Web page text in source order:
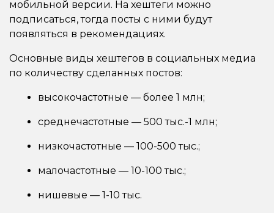
мобильной версии. На хештеги можно
подписаться, тогда посты с ними будут
появляться в рекомендациях.
Основные виды хештегов в социальных медиа
по количеству сделанных постов:
высокочастотные — более 1 млн;
среднечастотные — 500 тыс.-1 млн;
низкочастотные — 100-500 тыс.;
малочастотные — 10-100 тыс.;
нишевые — 1-10 тыс.